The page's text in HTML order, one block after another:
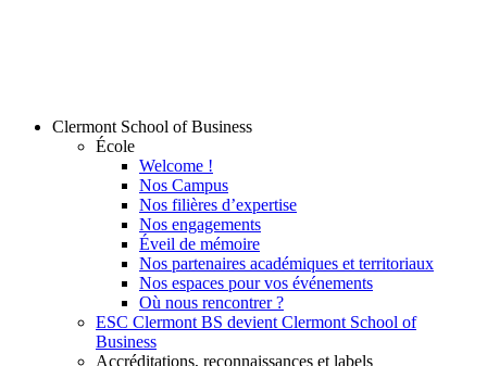
Clermont School of Business
École
Welcome !
Nos Campus
Nos filières d’expertise
Nos engagements
Éveil de mémoire
Nos partenaires académiques et territoriaux
Nos espaces pour vos événements
Où nous rencontrer ?
ESC Clermont BS devient Clermont School of
Business
Accréditations, reconnaissances et labels